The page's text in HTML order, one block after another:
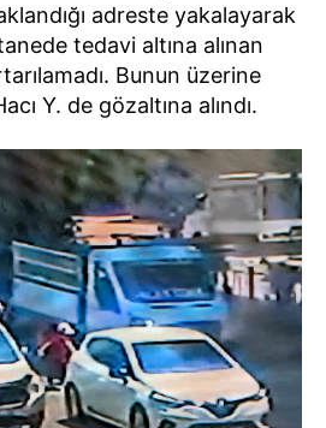
adreste yakalayarak
tedavi altına alınan
Bunun üzerine
Y. de gözaltına alındı.